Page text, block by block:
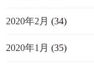
2020年2月 (34)
2020年1月 (35)